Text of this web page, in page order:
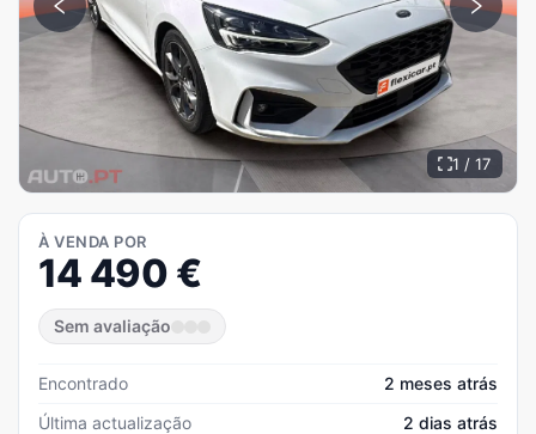
1 / 17
À VENDA POR
14 490 €
Sem avaliação
Encontrado
2 meses atrás
Última actualização
2 dias atrás